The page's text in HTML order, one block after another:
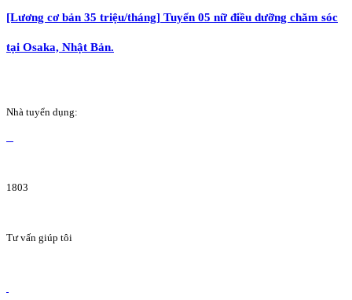
[Lương cơ bản 35 triệu/tháng] Tuyển 05 nữ điều dưỡng chăm sóc
tại Osaka, Nhật Bản.
Nhà tuyển dụng:
1803
Tư vấn giúp tôi